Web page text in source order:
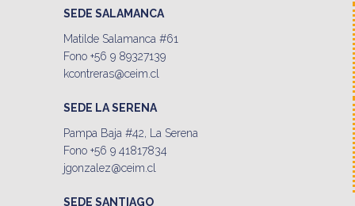
SEDE SALAMANCA
Matilde Salamanca #61
Fono +56 9 89327139
kcontreras@ceim.cl
SEDE LA SERENA
Pampa Baja #42, La Serena
Fono +56 9 41817834
jgonzalez@ceim.cl
SEDE SANTIAGO